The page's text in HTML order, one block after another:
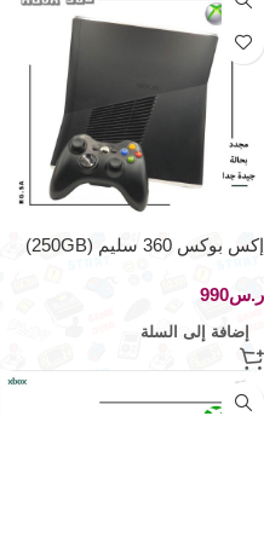
إكس بوكس 360 سليم (250GB)
ر.س
إضافة إلى السلة